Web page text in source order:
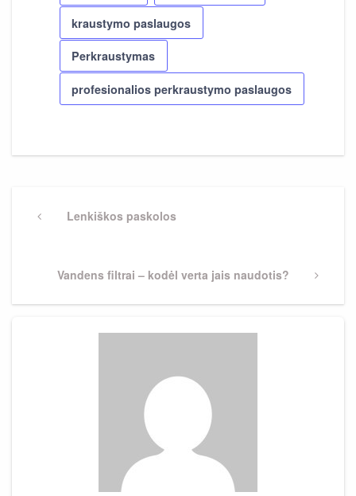
kraustymo paslaugos
Perkraustymas
profesionalios perkraustymo paslaugos
tarpPreviousLenkiškos paskolos
Next
Vandens filtrai – kodėl verta jais naudotis?